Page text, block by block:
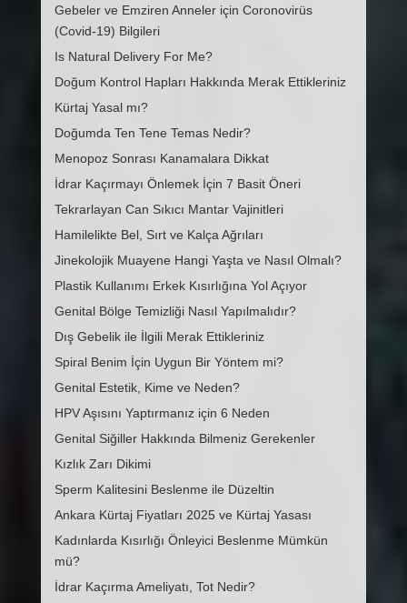
Gebeler ve Emziren Anneler için Coronovirüs
(Covid-19) Bilgileri
Is Natural Delivery For Me?
Doğum Kontrol Hapları Hakkında Merak Ettikleriniz
Kürtaj Yasal mı?
Doğumda Ten Tene Temas Nedir?
Menopoz Sonrası Kanamalara Dikkat
İdrar Kaçırmayı Önlemek İçin 7 Basit Öneri
Tekrarlayan Can Sıkıcı Mantar Vajinitleri
Hamilelikte Bel, Sırt ve Kalça Ağrıları
Jinekolojik Muayene Hangi Yaşta ve Nasıl Olmalı?
Plastik Kullanımı Erkek Kısırlığına Yol Açıyor
Genital Bölge Temizliği Nasıl Yapılmalıdır?
Dış Gebelik ile İlgili Merak Ettikleriniz
Spiral Benim İçin Uygun Bir Yöntem mi?
Genital Estetik, Kime ve Neden?
HPV Aşısını Yaptırmanız için 6 Neden
Genital Siğiller Hakkında Bilmeniz Gerekenler
Kızlık Zarı Dikimi
Sperm Kalitesini Beslenme ile Düzeltin
Ankara Kürtaj Fiyatları 2025 ve Kürtaj Yasası
Kadınlarda Kısırlığı Önleyici Beslenme Mümkün
mü?
İdrar Kaçırma Ameliyatı, Tot Nedir?